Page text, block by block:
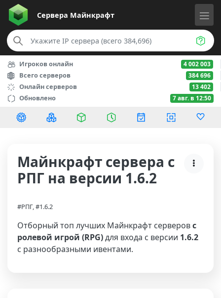
Сервера Майнкрафт
Игроков онлайн 4 002 003
Всего серверов 384 696
Онлайн серверов 13 402
Обновлено 7 авг. в 12:50
Майнкрафт сервера с
РПГ на версии 1.6.2
#РПГ, #1.6.2
Отборный топ лучших Майнкрафт серверовс
ролевой игрой (RPG)для входа с версии 1.6.2
с разнообразными ивентами.